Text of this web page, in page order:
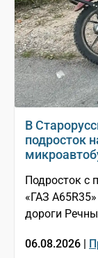
В
подросток
Подросток с
«ГАЗ
дороги
06.08.2026 |